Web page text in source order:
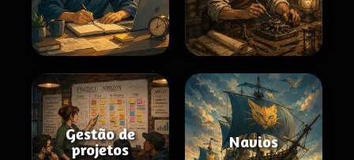
Gestão de
projetos
Navios